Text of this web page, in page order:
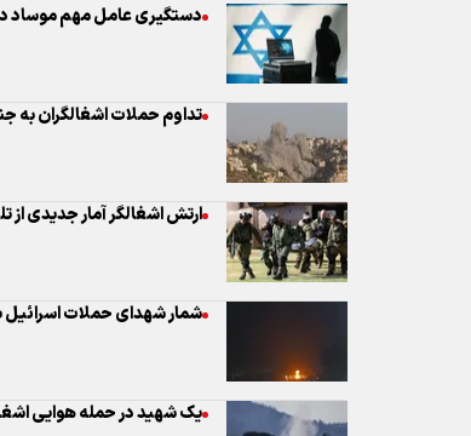
دستگیری عامل مهم موساد
تداوم حملات اشغالگران به
ارتش اشغالگر آمار جدیدی از
شمار شهدای حملات اسرائیل به لبنان به ۴
یک شهید در حمله هوایی